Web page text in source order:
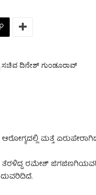
ಸಚಿವ ದಿನೇಶ್ ಗುಂಡೂರಾವ್
ಮತ್ತೆ
ರಮೇಶ್